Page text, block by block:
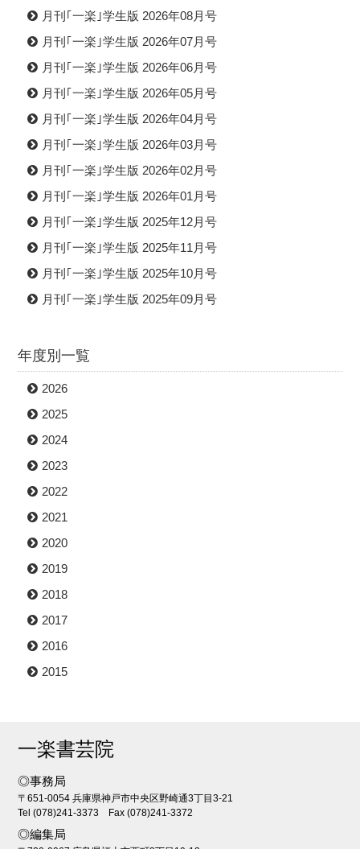
月刊｢一楽｣学生版 2026年08月号
月刊｢一楽｣学生版 2026年07月号
月刊｢一楽｣学生版 2026年06月号
月刊｢一楽｣学生版 2026年05月号
月刊｢一楽｣学生版 2026年04月号
月刊｢一楽｣学生版 2026年03月号
月刊｢一楽｣学生版 2026年02月号
月刊｢一楽｣学生版 2026年01月号
月刊｢一楽｣学生版 2025年12月号
月刊｢一楽｣学生版 2025年11月号
月刊｢一楽｣学生版 2025年10月号
月刊｢一楽｣学生版 2025年09月号
年度別一覧
2026
2025
2024
2023
2022
2021
2020
2019
2018
2017
2016
2015
一楽書芸院
◎事務局
〒651-0054 兵庫県神戸市中央区野崎通3丁目3-21
Tel (078)241-3373 Fax (078)241-3372
◎編集局